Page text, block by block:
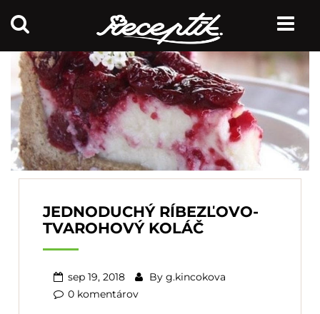
JEDNODUCHÝ RÍBEZĽOVO-
TVAROHOVÝ KOLÁČ
sep 19, 2018 By g.kincokova
0 komentárov